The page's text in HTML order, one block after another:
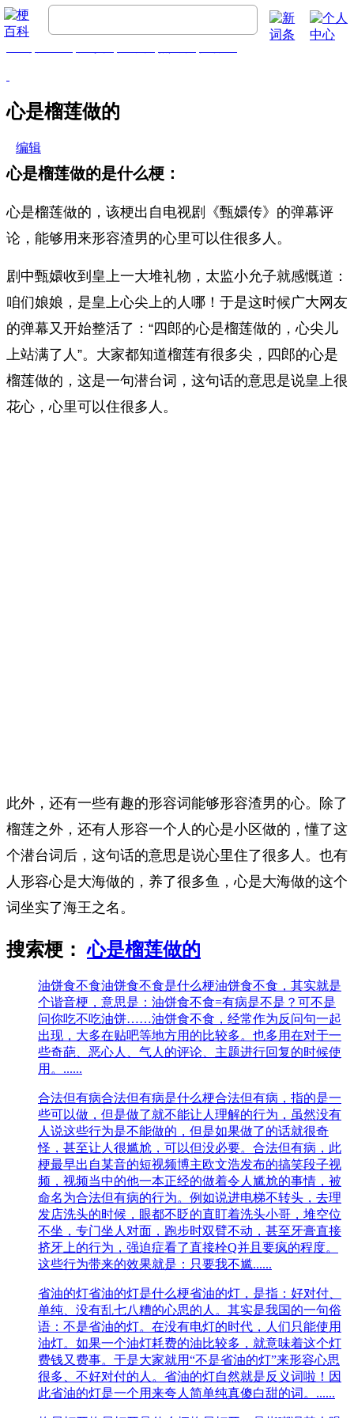
心是榴莲做的
编辑
心是榴莲做的是什么梗：
心是榴莲做的，该‌‌‌‌‌‌‌‌‌‌‌‌‌‌梗出自电视剧《甄嬛传》的弹幕评
论，能够用来形容渣男的心里可以住很多人。
剧中甄嬛收到皇上一大堆礼物，太监小允子就感慨道：
咱们娘娘，是皇上心尖上的人哪！于是这时候广大网友
的弹幕又开始整活了：“四郎的心是榴莲做的，心尖儿
上站满了人”。大家都知道榴莲有很多尖，四郎的心是
榴莲做的，这是一句潜台词，这句话的意思是说皇上很
花心，心里可以住很多人。
此外，还有一些有趣的形容词能够形容渣男的心。除了
榴莲之外，还有人形容一个人的心是小区做的，懂了这
个潜台词后，这句话的意思是说心里住了很多人。也有
人形容心是大海做的，养了很多鱼，心是大海做的这个
词坐实了海王之名。
搜索梗：心是榴莲做的
油饼食不食油饼食不食是什么梗油饼食不食，其实就是
个谐音梗，意思是：油饼食不食=有病是不是？可不是
问你吃不吃油饼……油饼食不食，经常作为反问句一起
出现，大多在贴吧等地方用的比较多。也多用在对于一
些奇葩、恶心人、气人的评论、主题进行回复的时候使
用。......
合法但有病合法但有病是什么梗合法但有病，指的是一
些可以做，但是做了就不能让人理解的行为，虽然没有
人说这些行为是不能做的，但是如果做了的话就很奇
怪，甚至让人很尴尬，可以但没必要。合法但有病，此
梗最早出自某音的短视频博主欧文浩发布的搞笑段子视
频，视频当中的他一本正经的做着令人尴尬的事情，被
命名为合法但有病的行为。例如说进电梯不转头，去理
发店洗头的时候，眼都不眨的直盯着洗头小哥，堆空位
不坐，专门坐人对面，跑步时双臂不动，甚至牙膏直接
挤牙上的行为，强迫症看了直接栓Q并且要疯的程度。
这些行为带来的效果就是：只要我不尴......
省油的灯省油的灯是什么梗省油的灯，是指：好对付、
单纯、没有乱七八糟的心思的人。其实是我国的一句俗
语：不是省油的灯。在没有电灯的时代，人们只能使用
油灯。如果一个油灯耗费的油比较多，就意味着这个灯
费钱又费事。于是大家就用“不是省油的灯”来形容心思
很多、不好对付的人。省油的灯自然就是反义词啦！因
此省油的灯是一个用来夸人简单纯真傻白甜的词。......